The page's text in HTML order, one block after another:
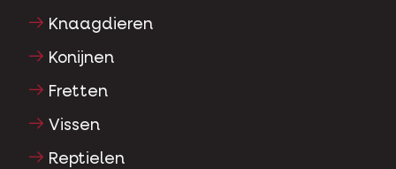
Knaagdieren
Konijnen
Fretten
Vissen
Reptielen